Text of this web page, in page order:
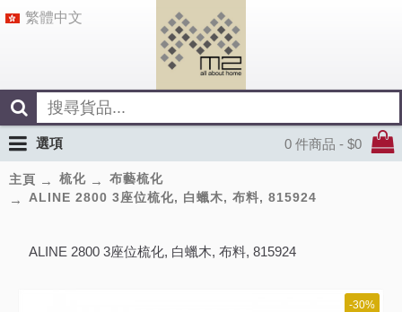
繁體中文
0 件商品 - $0
選項
主頁 梳化
布藝梳化
ALINE 2800 3座位梳化, 白蠟木, 布料, 815924
ALINE 2800 3座位梳化, 白蠟木, 布料, 815924
-30%